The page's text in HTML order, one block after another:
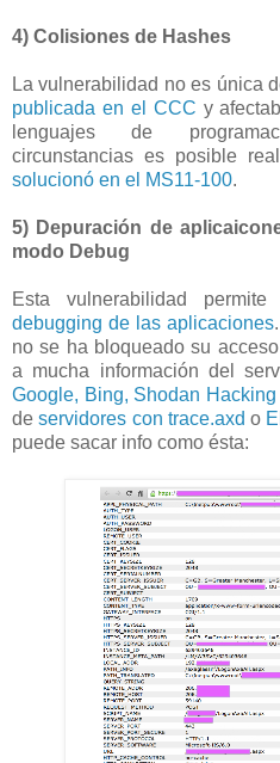
4) Colisiones de Hashes
La vulnerabilidad no es única
publicada en el CCC y
lenguajes de
circunstancias es posible
solucionó en el MS11-100.
5) Depuración de
modo Debug
Esta vulnerabilidad
debugging de las aplicaciones
no se ha bloqueado su
a mucha información del
Google, Bing, Shodan Hacking
deservidores con trace.axd o
puede sacar info como ésta: